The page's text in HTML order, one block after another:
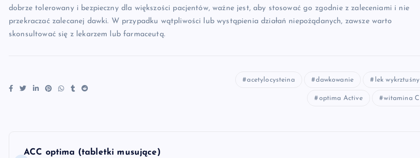
dobrze tolerowany i bezpieczny dla większości pacjentów, ważne jest, aby stosować go zgodnie z zaleceniami i nie
przekraczać zalecanej dawki. W przypadku wątpliwości lub wystąpienia działań niepożądanych, zawsze warto
skonsultować się z lekarzem lub farmaceutą.
acetylocysteina dawkowanie lek wykrztuśny
optima Active witamina C
NACC optima (tabletki musujące)